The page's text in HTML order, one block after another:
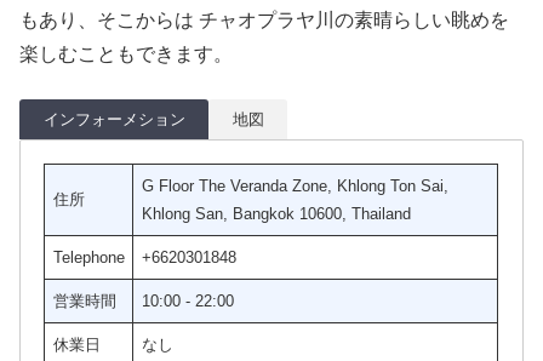
もあり、そこからは チャオプラヤ川の素晴らしい眺めを
楽しむこともできます。
インフォーメション 地図
住所
G Floor The Veranda Zone, Khlong Ton Sai,
Khlong San, Bangkok 10600, Thailand
Telephone +6620301848
営業時間 10:00 - 22:00
休業日 なし